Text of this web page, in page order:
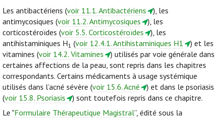
matières
Les antibactériens (voir 11.1. Antibactériens
), les
antimycosiques (voir 11.2. Antimycosiques
), les
corticostéroïdes (voir 5.5. Corticostéroïdes
), les
antihistaminiques H1 (voir 12.4.1. Antihistaminiques H1
) et les
vitamines (voir 14.2. Vitamines
) utilisés par voie générale dans
certaines affections de la peau, sont repris dans les chapitres
correspondants. Certains médicaments à usage systémique
utilisés dans l’acné sévère (voir 15.6. Acné
) et dans le psoriasis
(voir 15.8. Psoriasis
) sont toutefois repris dans ce chapitre.
Le "Formulaire Thérapeutique Magistral”, édité sous la